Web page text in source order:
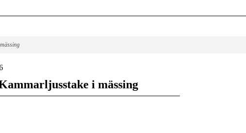
i mässing